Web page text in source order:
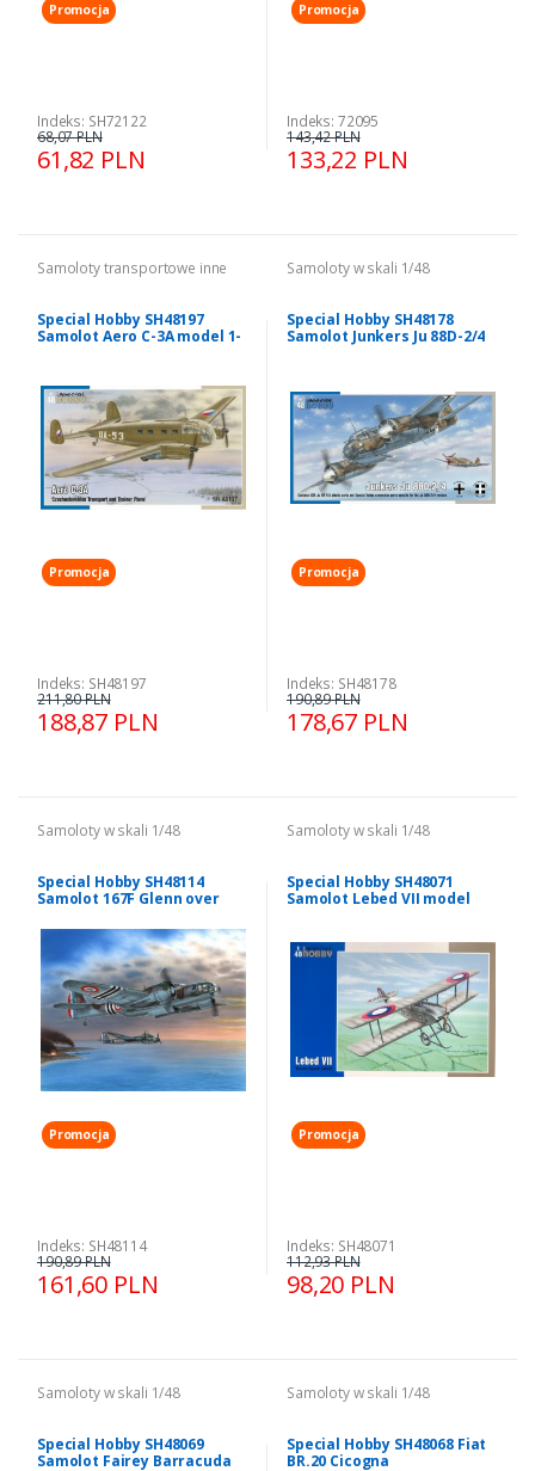
Promocja
Indeks: SH72122
61,82 PLN
68,07 PLN
Promocja
Indeks: 72095
133,22 PLN
143,42 PLN
Samoloty transportowe inne
Special Hobby SH48197
Samolot Aero C-3A model 1-
Promocja
Indeks: SH48197
188,87 PLN
211,80 PLN
Samoloty w skali 1/48
Special Hobby SH48178
Samolot Junkers Ju 88D-2/4
Promocja
Indeks: SH48178
178,67 PLN
190,89 PLN
Samoloty w skali 1/48
Special Hobby SH48114
Samolot 167F Glenn over
Promocja
Indeks: SH48114
161,60 PLN
190,89 PLN
Samoloty w skali 1/48
Special Hobby SH48071
Samolot Lebed VII model
Promocja
Indeks: SH48071
98,20 PLN
112,93 PLN
Samoloty w skali 1/48
Special Hobby SH48069
Samolot Fairey Barracuda
Samoloty w skali 1/48
Special Hobby SH48068 Fiat
BR.20 Cicogna